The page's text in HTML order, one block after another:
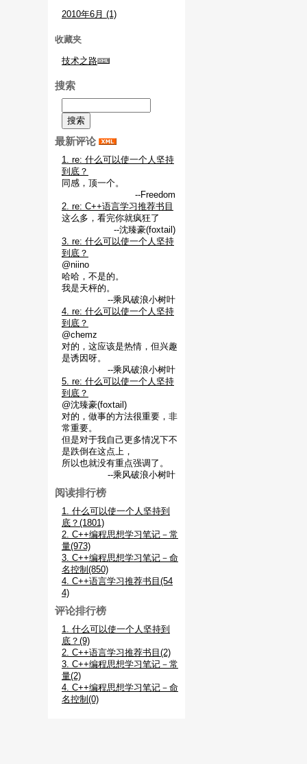
2010年6月 (1)
收藏夹
技术之路
搜索
最新评论
1. re: 什么可以使一个人坚持
到底？
同感，顶一个。
--Freedom
2. re: C++语言学习推荐书目
这么多，看完你就疯狂了
--沈臻豪(foxtail)
3. re: 什么可以使一个人坚持
到底？
@niino
哈哈，不是的。
我是天枰的。
--乘风破浪小树叶
4. re: 什么可以使一个人坚持
到底？
@chemz
对的，这应该是热情，但兴趣
是诱因呀。
--乘风破浪小树叶
5. re: 什么可以使一个人坚持
到底？
@沈臻豪(foxtail)
对的，做事的方法很重要，非
常重要。
但是对于我自己更多情况下不
是跌倒在这点上，
所以也就没有重点强调了。
--乘风破浪小树叶
阅读排行榜
1. 什么可以使一个人坚持到
底？(1801)
2. C++编程思想学习笔记－常
量(973)
3. C++编程思想学习笔记－命
名控制(850)
4. C++语言学习推荐书目(54
4)
评论排行榜
1. 什么可以使一个人坚持到
底？(9)
2. C++语言学习推荐书目(2)
3. C++编程思想学习笔记－常
量(2)
4. C++编程思想学习笔记－命
名控制(0)